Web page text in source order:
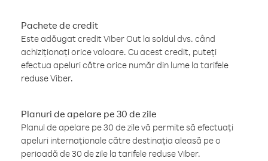
Pachete de credit
Este adăugat credit Viber Out la soldul dvs. când
achiziționați orice valoare. Cu acest credit, puteți
efectua apeluri către orice număr din lume la tarifele
reduse Viber.
Planuri de apelare pe 30 de zile
Planul de apelare pe 30 de zile vă permite să efectuați
apeluri internaționale către destinația aleasă pe o
perioadă de 30 de zile la tarifele reduse Viber.